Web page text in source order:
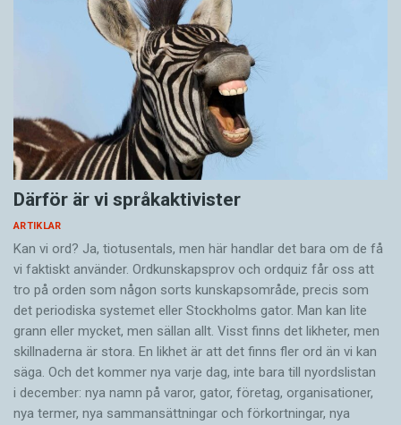
Därför är vi språkaktivister
ARTIKLAR
Kan vi ord? Ja, tiotusentals, men här handlar det bara om de få
vi faktiskt använder. Ordkunskapsprov och ordquiz får oss att
tro på orden som någon sorts kunskapsområde, precis som
det periodiska systemet eller Stockholms gator. Man kan lite
grann eller mycket, men sällan allt. Visst finns det likheter, men
skillnaderna är stora. En likhet är att det finns fler ord än vi kan
säga. Och det kommer nya varje dag, inte bara till nyordslistan
i december: nya namn på varor, gator, företag, organisationer,
nya termer, nya samman­sättningar och förkortningar, nya